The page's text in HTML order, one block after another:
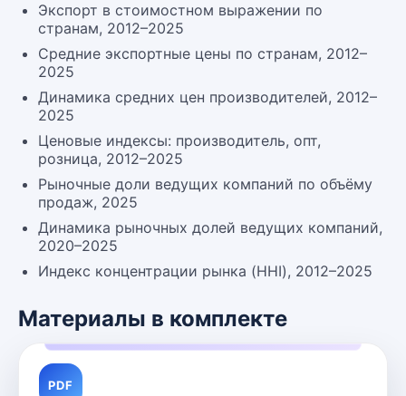
Экспорт в стоимостном выражении по
странам, 2012–2025
Средние экспортные цены по странам, 2012–
2025
Динамика средних цен производителей, 2012–
2025
Ценовые индексы: производитель, опт,
розница, 2012–2025
Рыночные доли ведущих компаний по объёму
продаж, 2025
Динамика рыночных долей ведущих компаний,
2020–2025
Индекс концентрации рынка (HHI), 2012–2025
Материалы в комплекте
PDF